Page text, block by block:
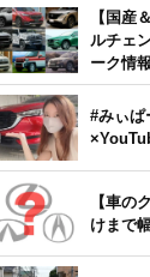
【国産
ルチェ
ーク情
#みぃぱ
【車の
けまで